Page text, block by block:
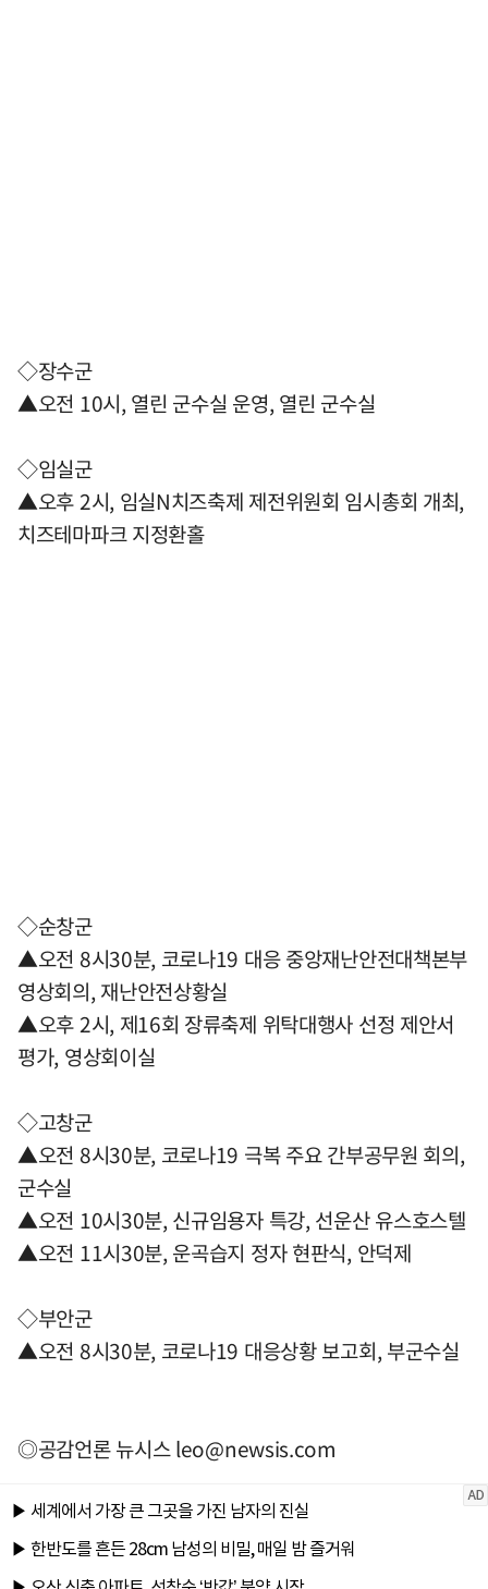
◇장수군
▲오전 10시, 열린 군수실 운영, 열린 군수실
◇임실군
▲오후 2시, 임실N치즈축제 제전위원회 임시총회 개최,
치즈테마파크 지정환홀
◇순창군
▲오전 8시30분, 코로나19 대응 중앙재난안전대책본부
영상회의, 재난안전상황실
▲오후 2시, 제16회 장류축제 위탁대행사 선정 제안서
평가, 영상회이실
◇고창군
▲오전 8시30분, 코로나19 극복 주요 간부공무원 회의,
군수실
▲오전 10시30분, 신규임용자 특강, 선운산 유스호스텔
▲오전 11시30분, 운곡습지 정자 현판식, 안덕제
◇부안군
▲오전 8시30분, 코로나19 대응상황 보고회, 부군수실
◎공감언론 뉴시스leo@newsis.com